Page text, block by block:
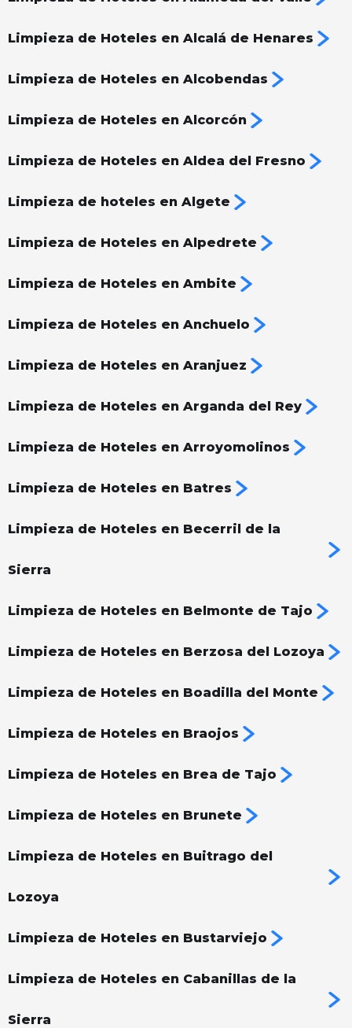
Limpieza de Hoteles en Alcalá de Henares
Limpieza de Hoteles en Alcobendas
Limpieza de Hoteles en Alcorcón
Limpieza de Hoteles en Aldea del Fresno
Limpieza de hoteles en Algete
Limpieza de Hoteles en Alpedrete
Limpieza de Hoteles en Ambite
Limpieza de Hoteles en Anchuelo
Limpieza de Hoteles en Aranjuez
Limpieza de Hoteles en Arganda del Rey
Limpieza de Hoteles en Arroyomolinos
Limpieza de Hoteles en Batres
Limpieza de Hoteles en Becerril de la
Sierra
Limpieza de Hoteles en Belmonte de Tajo
Limpieza de Hoteles en Berzosa del Lozoya
Limpieza de Hoteles en Boadilla del Monte
Limpieza de Hoteles en Braojos
Limpieza de Hoteles en Brea de Tajo
Limpieza de Hoteles en Brunete
Limpieza de Hoteles en Buitrago del
Lozoya
Limpieza de Hoteles en Bustarviejo
Limpieza de Hoteles en Cabanillas de la
Sierra